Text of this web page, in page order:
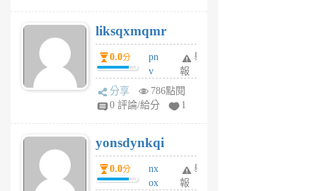
6
個
月
前
liksqxmqmr
0.0分
pn
v
wt
sv
6
個
月
前
舉
報
分享
786點閱
0 評論/給分
1
yonsdynkqi
0.0分
nx
ox
舉
報